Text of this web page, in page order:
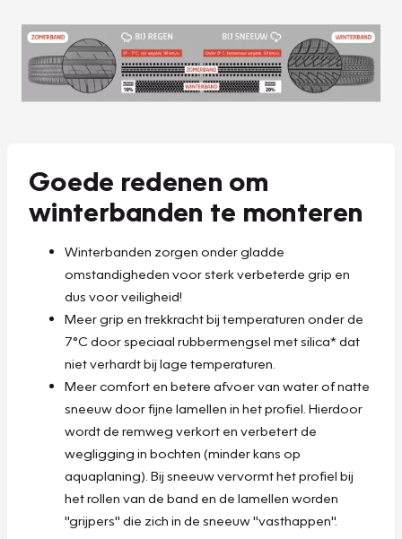
Goede redenen om
winterbanden te monteren
Winterbanden zorgen onder gladde
omstandigheden voor sterk verbeterde grip en
dus voor veiligheid!
Meer grip en trekkracht bij temperaturen onder de
7°C door speciaal rubbermengsel met silica* dat
niet verhardt bij lage temperaturen.
Meer comfort en betere afvoer van water of natte
sneeuw door fijne lamellen in het profiel. Hierdoor
wordt de remweg verkort en verbetert de
wegligging in bochten (minder kans op
aquaplaning). Bij sneeuw vervormt het profiel bij
het rollen van de band en de lamellen worden
"grijpers" die zich in de sneeuw "vasthappen".